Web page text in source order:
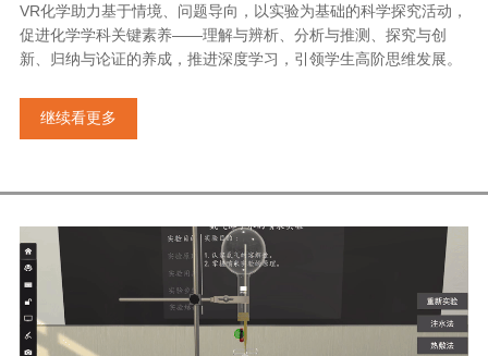
VR化学助力基于情境、问题导向，以实验为基础的科学探究活动，
促进化学学科关键素养——理解与辨析、分析与推测、探究与创
新、归纳与论证的养成，推进深度学习，引领学生高阶思维发展。
继续看更多